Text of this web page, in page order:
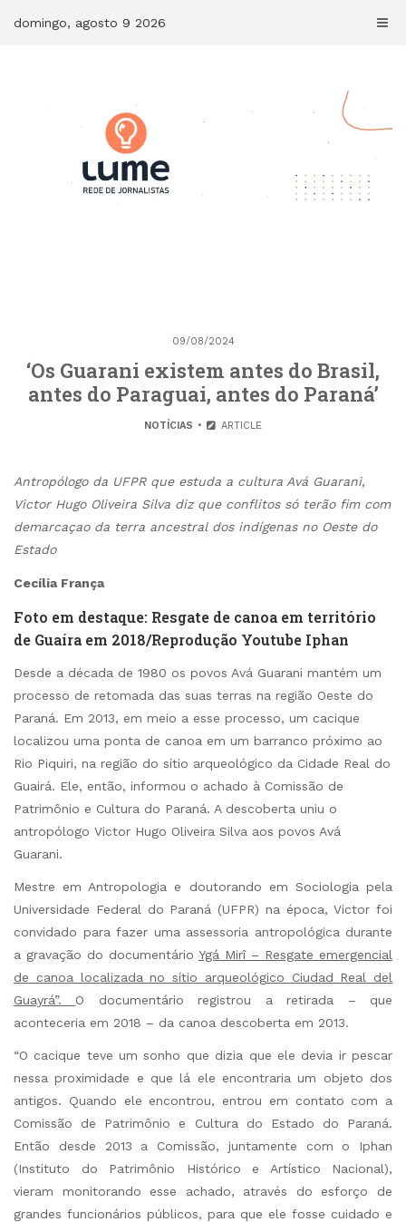
domingo, agosto 9 2026
09/08/2024
‘Os Guarani existem antes do Brasil,
antes do Paraguai, antes do Paraná’
NOTÍCIAS ARTICLE
Antropólogo da UFPR que estuda a cultura Avá Guarani,
Victor Hugo Oliveira Silva diz que conflitos só terão fim com
demarcaçao da terra ancestral dos indígenas no Oeste do
Estado
Cecília França
Foto em destaque: Resgate de canoa em território
de Guaíra em 2018/Reprodução Youtube Iphan
Desde a década de 1980 os povos Avá Guarani mantém um
processo de retomada das suas terras na região Oeste do
Paraná. Em 2013, em meio a esse processo, um cacique
localizou uma ponta de canoa em um barranco próximo ao
Rio Piquiri, na região do sítio arqueológico da Cidade Real do
Guairá. Ele, então, informou o achado à Comissão de
Patrimônio e Cultura do Paraná. A descoberta uniu o
antropólogo Victor Hugo Oliveira Silva aos povos Avá
Guarani.
Mestre em Antropologia e doutorando em Sociologia pela
Universidade Federal do Paraná (UFPR) na época, Victor foi
convidado para fazer uma assessoria antropológica durante
a gravação do documentário Ygá Mirî – Resgate emergencial
de canoa localizada no sítio arqueológico Ciudad Real del
Guayrá”. O documentário registrou a retirada – que
aconteceria em 2018 – da canoa descoberta em 2013.
“O cacique teve um sonho que dizia que ele devia ir pescar
nessa proximidade e que lá ele encontraria um objeto dos
antigos. Quando ele encontrou, entrou em contato com a
Comissão de Patrimônio e Cultura do Estado do Paraná.
Então desde 2013 a Comissão, juntamente com o Iphan
(Instituto do Patrimônio Histórico e Artístico Nacional),
vieram monitorando esse achado, através do esforço de
grandes funcionários públicos, para que ele fosse cuidado e